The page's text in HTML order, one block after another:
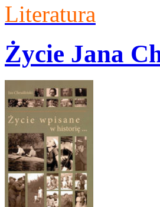
Literatura
Życie Jana